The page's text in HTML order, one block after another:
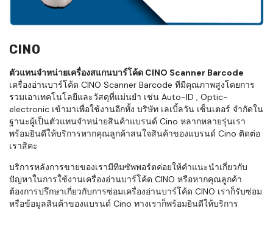
CINO
ตัวแทนจำหน่ายเครื่องสแกนบาร์โค้ด CINO Scanner Barcode
เครื่องอ่านบาร์โค้ด CINO Scanner Barcode ทีมีคุณภาพสูงโดยการ
รวมเอาเทคโนโลยีและวัสดุที่แม่นยำ เช่น Auto-ID , Optic-
electronic เข้ามาเพื่อใช้งานอีกทั้ง บริษัท เลเบิ้ลวัน เซ็นเตอร์ จำกัดใน
ฐานะผู้เป็นตัวแทนจำหน่ายสินค้าแบรนด์ Cino หลากหลายรุ่นเรา
พร้อมยินดีให้บริการหากคุณลูกค้าสนใจสินค้าของแบรนด์ Cino ติดต่อ
เราสิคะ
บริการหลังการขายของเรามีทีมซัพพอร์ตค่อยให้คำแนะนำเกี่ยวกับ
ปัญหาในการใช้งานเครื่องอ่านบาร์โค้ด CINO หรือหากคุณลูกค้า
ต้องการปรึกษาเกี่ยวกับการซ่อมเครื่องอ่านบาร์โค้ด CINO เราก็รับซ่อม
หรือข้อมูลสินค้าของแบรนด์ Cino ทางเราก็พร้อมยินดีให้บริการ